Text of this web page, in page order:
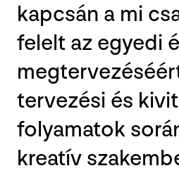
kapcsán a mi
felelt az egyedi
tervezési és
folyamatok
kreatív